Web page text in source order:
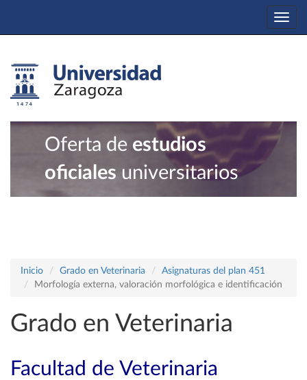
Oferta de estudios
oficiales universitarios
Inicio Grado en Veterinaria
Asignaturas del plan 451
Morfología externa, valoración morfológica e identificación
Grado en Veterinaria
Facultad de Veterinaria